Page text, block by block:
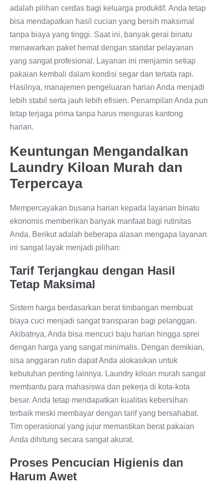
adalah pilihan cerdas bagi keluarga produktif. Anda tetap
bisa mendapatkan hasil cucian yang bersih maksimal
tanpa biaya yang tinggi. Saat ini, banyak gerai binatu
menawarkan paket hemat dengan standar pelayanan
yang sangat profesional. Layanan ini menjamin setiap
pakaian kembali dalam kondisi segar dan tertata rapi.
Hasilnya, manajemen pengeluaran harian Anda menjadi
lebih stabil serta jauh lebih efisien. Penampilan Anda pun
tetap terjaga prima tanpa harus menguras kantong
harian.
Keuntungan Mengandalkan
Laundry Kiloan Murah dan
Terpercaya
Mempercayakan busana harian kepada layanan binatu
ekonomis memberikan banyak manfaat bagi rutinitas
Anda. Berikut adalah beberapa alasan mengapa layanan
ini sangat layak menjadi pilihan:
Tarif Terjangkau dengan Hasil
Tetap Maksimal
Sistem harga berdasarkan berat timbangan membuat
biaya cuci menjadi sangat transparan bagi pelanggan.
Akibatnya, Anda bisa mencuci baju harian hingga sprei
dengan harga yang sangat minimalis. Dengan demikian,
sisa anggaran rutin dapat Anda alokasikan untuk
kebutuhan penting lainnya. Laundry kiloan murah sangat
membantu para mahasiswa dan pekerja di kota-kota
besar. Anda tetap mendapatkan kualitas kebersihan
terbaik meski membayar dengan tarif yang bersahabat.
Tim operasional yang jujur memastikan berat pakaian
Anda dihitung secara sangat akurat.
Proses Pencucian Higienis dan
Harum Awet